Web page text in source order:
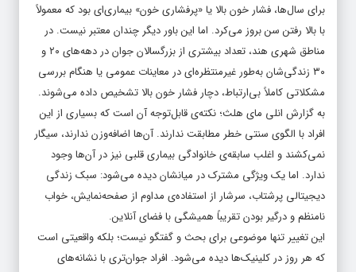
برای سال‌ها، فشار خون بالا یا «پرفشاری خون» بیماری‌ای بود که معمولاً
با بالا رفتن سن بروز می‌کرد. اما این باور دیگر چندان معتبر نیست. در
مناطق شهری هند، تعداد بیشتری از بزرگسالان جوان در دهه‌های ۲۰ و
۳۰ زندگی‌شان به‌طور غیرمنتظره‌ای در معاینات عمومی یا هنگام بررسی
مشکلاتی کاملاً بی‌ارتباط، دچار فشار خون بالا تشخیص داده می‌شوند.
به گزارش انلی مای هلث؛ نکته‌ی قابل‌توجه آن است که بسیاری از این
افراد با الگوی سنتی خطر مطابقت ندارند. آن‌ها اضافه‌وزن ندارند، سیگار
نمی‌کشند و اغلب سابقه‌ی خانوادگی بیماری قلبی نیز در آن‌ها وجود
ندارد. اما یک ویژگی مشترک در میانشان دیده می‌شود: سبک زندگی
دیجیتالی پرشتاب، سرشار از استفاده‌ی مداوم از صفحه‌نمایش، خواب
نامنظم و درگیر بودن تقریباً همیشگی با فضای آنلاین.
این تغییر تنها موضوعی برای بحث و گفتگو نیست؛ بلکه واقعیتی است
که هر روز در کلینیک‌ها دیده می‌شود. افراد جوان‌تری با نشانه‌های